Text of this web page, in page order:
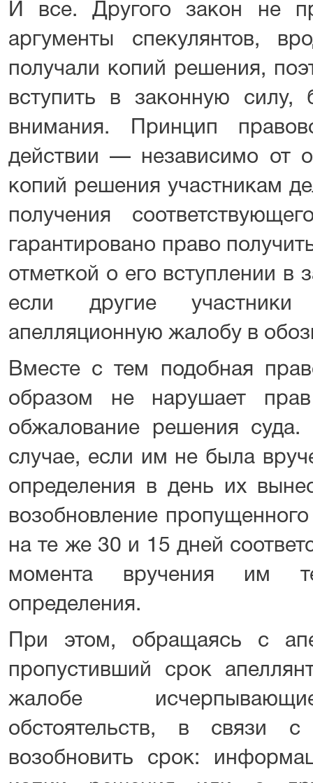
И все. Другого закон не
аргументы спекулянтов,
получали копий решения,
вступить в законную силу,
внимания. Принцип
действии — независимо от
копий решения участникам
получения
гарантировано право
отметкой о его вступлении в
если другие
апелляционную жалобу в
Вместе с тем подобная
образом не нарушает
обжалование решения суда.
случае, если им не была
определения в день их
возобновление
на те же 30 и 15 дней
момента вручения им
определения.
При этом, обращаясь с
пропустивший срок
жалобе
обстоятельств, в связи
возобновить срок: